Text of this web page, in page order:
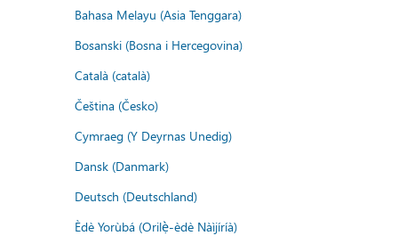
Bahasa Melayu (Asia Tenggara)
Bosanski (Bosna i Hercegovina)
Català (català)
Čeština (Česko)
Cymraeg (Y Deyrnas Unedig)
Dansk (Danmark)
Deutsch (Deutschland)
Èdè Yorùbá (Orilẹ̀-èdè Nàìjíríà)